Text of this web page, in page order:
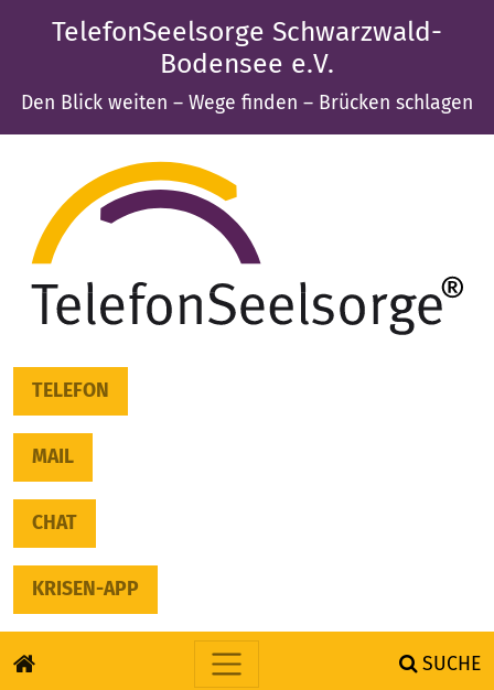
TelefonSeelsorge Schwarzwald-
Bodensee e.V.
Den Blick weiten – Wege finden – Brücken schlagen
TELEFON
MAIL
CHAT
KRISEN-APP
Skip to content
SUCHE